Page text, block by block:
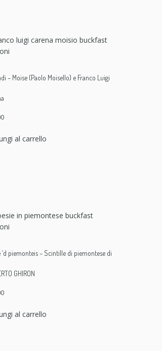
– Moise (Paolo Moisello) e Franco Luigi
al carrello
‘d piemonteis – Scintille di piemontese di
GHIRON
al carrello